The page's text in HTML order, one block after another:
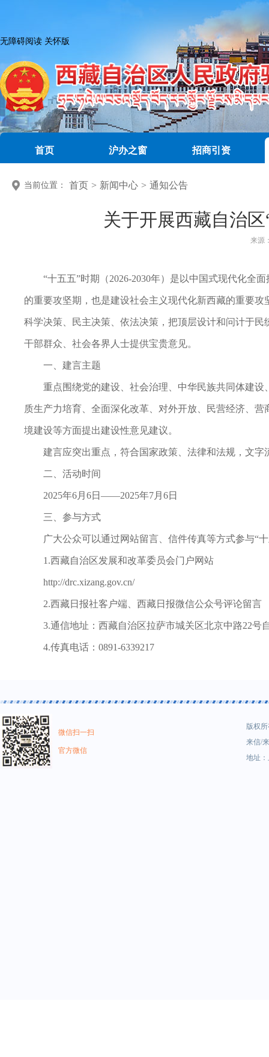
无障碍阅读 关怀版
首页 沪办之窗 招商引资
当前位置： 首页 > 新闻中心 > 通知公告
关于开展西藏自治
来源
“十五五”时期（2026-2030年）是以中国式现代化全
的重要攻坚期，也是建设社会主义现代化新西藏的重要
科学决策、民主决策、依法决策，把顶层设计和问计于
干部群众、社会各界人士提供宝贵意见。
一、建言主题
重点围绕党的建设、社会治理、中华民族共同体建
质生产力培育、全面深化改革、对外开放、民营经济、
境建设等方面提出建设性意见建议。
建言应突出重点，符合国家政策、法律和法规，文字
二、活动时间
2025年6月6日——2025年7月6日
三、参与方式
广大公众可以通过网站留言、信件传真等方式参与“
1.西藏自治区发展和改革委员会门户网站
http://drc.xizang.gov.cn/
2.西藏日报社客户端、西藏日报微信公众号评论留言
3.通信地址：西藏自治区拉萨市城关区北京中路22号
4.传真电话：0891-6339217
微信扫一扫
官方微信
版权
来信/
地址